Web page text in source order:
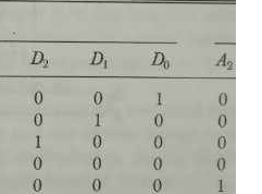
के उनके संबंधित आउटपुट दिखाती है।
S CARRY और SUM को दर्शाते हैं।
in hindi:- Full- Adder तीन
सर्किट है। इसके आउटपुट SUM
में X, Y, Z इनपुट हैं और C और S
click her Half-Subtractor